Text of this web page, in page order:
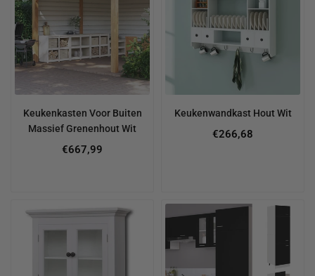
Keukenkasten Voor Buiten
Massief Grenenhout Wit
€667,99
Keukenwandkast Hout Wit
Regular
€266,68